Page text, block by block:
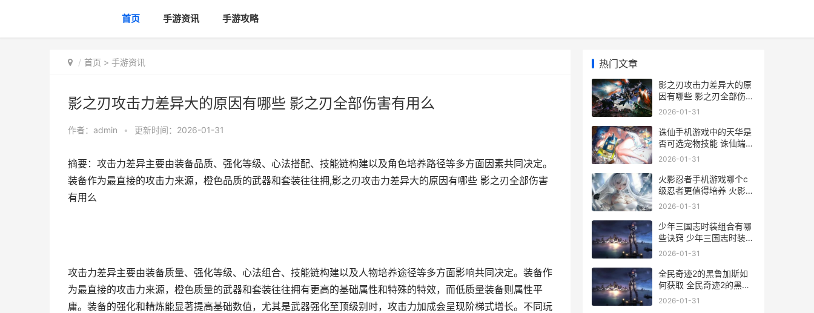
首页 手游资讯 手游攻略
首页 > 手游资讯
影之刃攻击力差异大的原因有哪些 影之刃全部伤害有用么
作者： admin • 更新时间：2026-01-31
摘要：攻击力差异主要由装备品质、强化等级、心法搭配、技能链构建以及角色培养路径等多方面因素共同决定。
装备作为最直接的攻击力来源，橙色品质的武器和套装往往拥,影之刃攻击力差异大的原因有哪些 影之刃全部伤害
有用么
攻击力差异主要由装备质量、强化等级、心法组合、技能链构建以及人物培养途径等多方面影响共同决定。装备作
为最直接的攻击力来源，橙色质量的武器和套装往往拥有更高的基础属性和特殊的特效，而低质量装备则属性平
庸。装备的强化和精炼能显著提高基础数值，尤其是武器强化至顶级别时，攻击力加成会呈现阶梯式增长。不同玩
热门文章
影之刃攻击力差异大的原
因有哪些 影之刃全部伤害
有用么
2026-01-31
诛仙手机游戏中的天华是
否可选宠物技能 诛仙端游
手机版
2026-01-31
火影忍者手机游戏哪个c
级忍者更值得培养 火影忍
者手机游戏终极风暴
2026-01-31
少年三国志时装组合有哪
些诀窍 少年三国志时装转
盘花费表
2026-01-31
全民奇迹2的黑鲁加斯如
何获取 全民奇迹2的黑金
币在哪
2026-01-31